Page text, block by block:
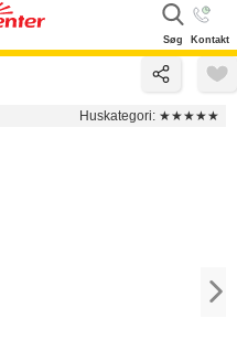
Søg Kontakt
Huskategori: ★★★★★